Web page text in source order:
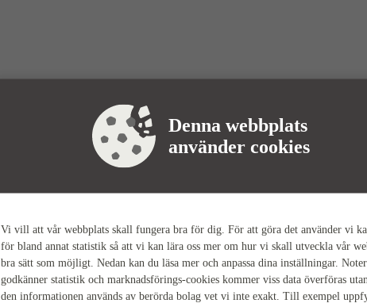
Denna webbplats
använder cookies
Vi vill att vår webbplats skall fungera bra för dig. För att göra det använder vi
för bland annat statistik så att vi kan lära oss mer om hur vi skall utveckla vår
bra sätt som möjligt. Nedan kan du läsa mer och anpassa dina inställningar.
godkänner statistik och marknadsförings-cookies kommer viss data överföras
den informationen används av berörda bolag vet vi inte exakt. Till exempel